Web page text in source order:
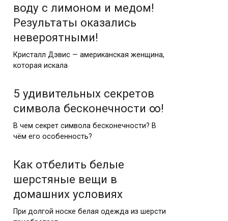
воду с лимоном и медом!
Результаты оказались
невероятными!
Кристалл Дэвис — американская женщина,
которая искала
5 удивительных секретов
символа бесконечности ∞!
В чем секрет символа бесконечности? В
чём его особенность?
Как отбелить белые
шерстяные вещи в
домашних условиях
При долгой носке белая одежда из шерсти